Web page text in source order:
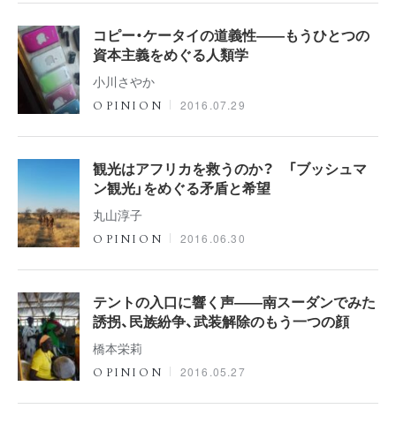
コピー・ケータイの道義性――もうひとつの
資本主義をめぐる人類学
小川さやか
OPINION 2016.07.29
観光はアフリカを救うのか？ 「ブッシュマ
ン観光」をめぐる矛盾と希望
丸山淳子
OPINION 2016.06.30
テントの入口に響く声――南スーダンでみた
誘拐、民族紛争、武装解除のもう一つの顔
橋本栄莉
OPINION 2016.05.27